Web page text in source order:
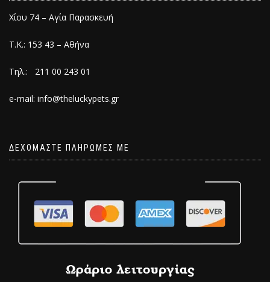
Χίου 74 – Αγία Παρασκευή
Τ.Κ.: 153 43 – Αθήνα
Τηλ.: 211 00 243 01
e-mail: info@theluckypets.gr
ΔΕΧΟΜΑΣΤΕ ΠΛΗΡΩΜΕΣ ΜΕ